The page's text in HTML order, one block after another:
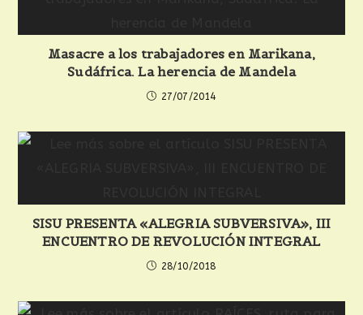
Masacre a los trabajadores en Marikana,
Sudáfrica. La herencia de Mandela
27/07/2014
SISU PRESENTA «ALEGRIA SUBVERSIVA», III
ENCUENTRO DE REVOLUCIÓN INTEGRAL
28/10/2018